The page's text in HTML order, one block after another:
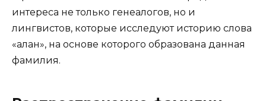
интереса не только генеалогов, но и
лингвистов, которые исследуют историю слова
«алан», на основе которого образована данная
фамилия.